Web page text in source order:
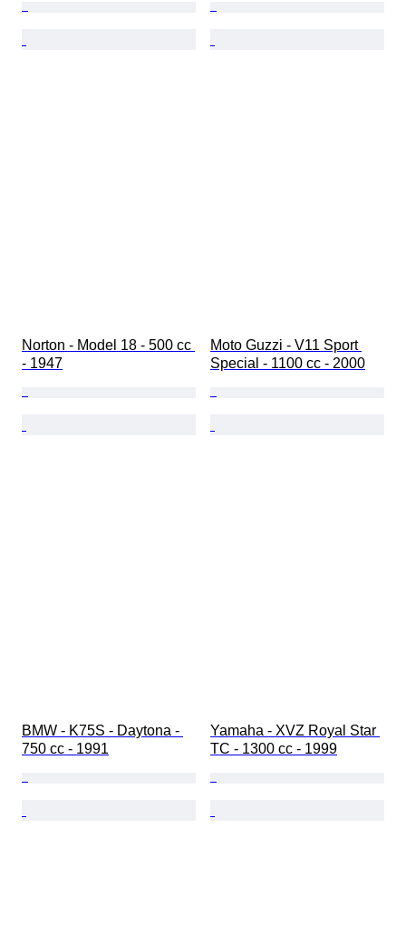
Norton - Model 18 - 500 cc
- 1947
Moto Guzzi - V11 Sport
Special - 1100 cc - 2000
BMW - K75S - Daytona -
750 cc - 1991
Yamaha - XVZ Royal Star
TC - 1300 cc - 1999